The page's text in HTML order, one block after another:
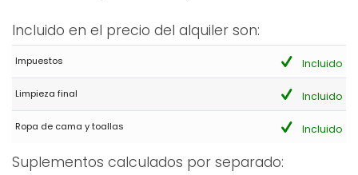
Incluido en el precio del alquiler son:
Impuestos Incluido
Limpieza final Incluido
Ropa de cama y toallas Incluido
Suplementos calculados por separado: